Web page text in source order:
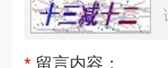
* 留言内容：